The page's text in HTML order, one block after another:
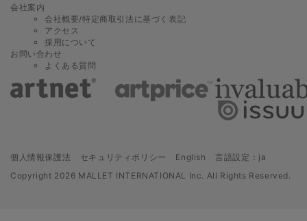
会社案内
会社概要/特定商取引法に基づく表記
アクセス
採用について
お問い合わせ
よくある質問
個人情報保護法 セキュリティポリシー English
言語設定：ja
Copyright 2026 MALLET INTERNATIONAL Inc. All Rights Reserved.